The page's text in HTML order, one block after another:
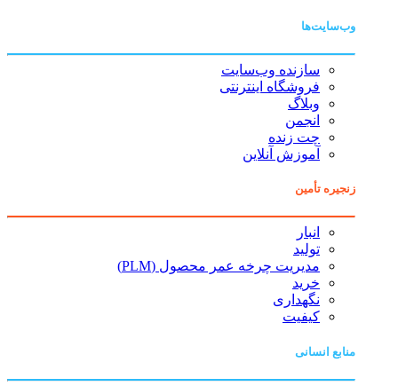
وب‌سایت‌ها
سازنده وب‌سایت
فروشگاه اینترنتی
وبلاگ
انجمن
چت زنده
آموزش آنلاین
زنجیره تأمین
انبار
تولید
مدیریت چرخه عمر محصول (PLM)
خرید
نگهداری
کیفیت
منابع انسانی